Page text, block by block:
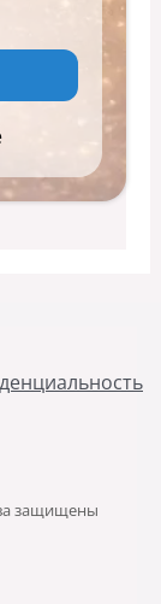
защищены